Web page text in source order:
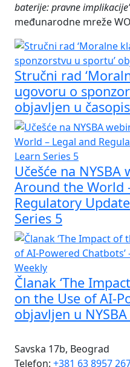
baterije: pravne implikacije’
međunarodne mreže
Stručni rad
ugovoru o
objavljen u
Učešće na
Around the World
Regulatory
Series 5
Članak ‘The
on the Use of AI-
objavljen u
Savska 17b, Beograd
Telefon: +381 63 8957